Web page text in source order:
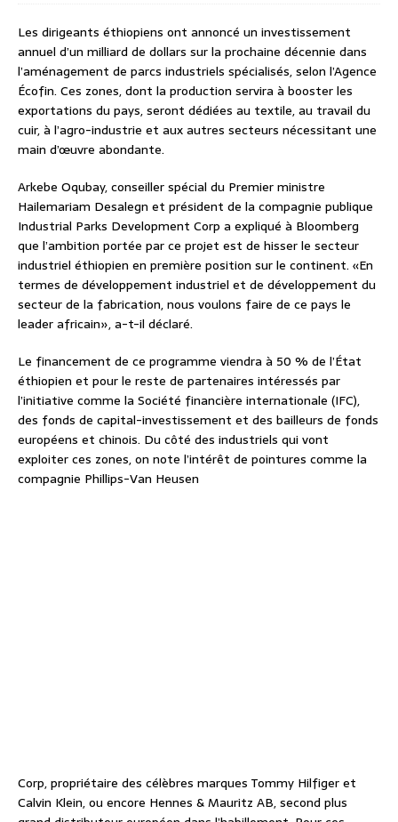
Les dirigeants éthiopiens ont annoncé un investissement
annuel d’un milliard de dollars sur la prochaine décennie dans
l’aménagement de parcs industriels spécialisés, selon l’Agence
Écofin. Ces zones, dont la production servira à booster les
exportations du pays, seront dédiées au textile, au travail du
cuir, à l’agro-industrie et aux autres secteurs nécessitant une
main d’œuvre abondante.
Arkebe Oqubay, conseiller spécial du Premier ministre
Hailemariam Desalegn et président de la compagnie publique
Industrial Parks Development Corp a expliqué à Bloomberg
que l’ambition portée par ce projet est de hisser le secteur
industriel éthiopien en première position sur le continent. «En
termes de développement industriel et de développement du
secteur de la fabrication, nous voulons faire de ce pays le
leader africain», a-t-il déclaré.
Le financement de ce programme viendra à 50 % de l’État
éthiopien et pour le reste de partenaires intéressés par
l’initiative comme la Société financière internationale (IFC),
des fonds de capital-investissement et des bailleurs de fonds
européens et chinois. Du côté des industriels qui vont
exploiter ces zones, on note l’intérêt de pointures comme la
compagnie Phillips-Van Heusen
Corp, propriétaire des célèbres marques Tommy Hilfiger et
Calvin Klein, ou encore Hennes & Mauritz AB, second plus